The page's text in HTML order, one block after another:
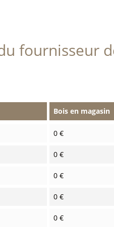
fournisseur
Bois en magasin
0 €
0 €
0 €
0 €
0 €